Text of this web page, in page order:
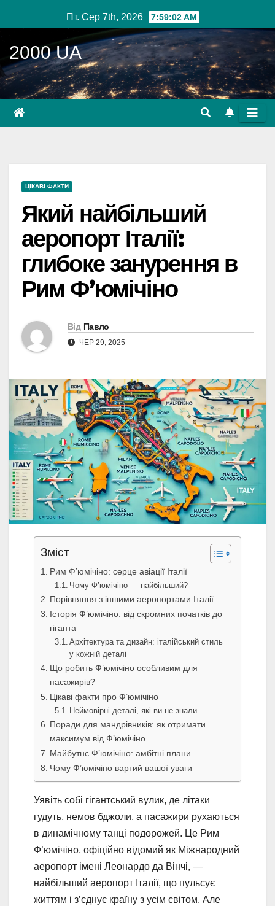
до
вмісту
Пт. Сер 7th, 2026 7:59:03 AM
2000 UA
ЦІКАВІ ФАКТИ
Який найбільший
аеропорт Італії:
глибоке занурення в
Рим Ф’юмічіно
Від Павло
ЧЕР 29, 2025
Зміст
Рим Ф’юмічіно: серце авіації Італії
Чому Ф’юмічіно — найбільший?
Порівняння з іншими аеропортами Італії
Історія Ф’юмічіно: від скромних початків до
гіганта
Архітектура та дизайн: італійський стиль
у кожній деталі
Що робить Ф’юмічіно особливим для
пасажирів?
Цікаві факти про Ф’юмічіно
Неймовірні деталі, які ви не знали
Поради для мандрівників: як отримати
максимум від Ф’юмічіно
Майбутнє Ф’юмічіно: амбітні плани
Чому Ф’юмічіно вартий вашої уваги
Уявіть собі гігантський вулик, де літаки
гудуть, немов бджоли, а пасажири рухаються
в динамічному танці подорожей. Це Рим
Ф’юмічіно, офіційно відомий як Міжнародний
аеропорт імені Леонардо да Вінчі, —
найбільший аеропорт Італії, що пульсує
життям і з’єднує країну з усім світом. Але